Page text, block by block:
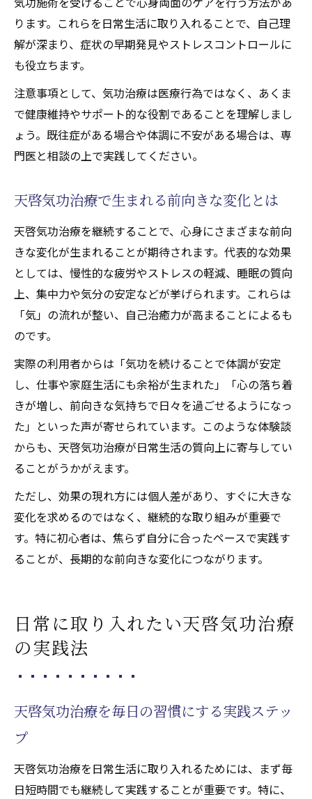
ります。これらを日常生活に取り入れることで、自己理
解が深まり、症状の早期発見やストレスコントロールに
も役立ちます。
注意事項として、気功治療は医療行為ではなく、あくま
で健康維持やサポート的な役割であることを理解しまし
ょう。既往症がある場合や体調に不安がある場合は、専
門医と相談の上で実践してください。
天啓気功治療で生まれる前向きな変化とは
天啓気功治療を継続することで、心身にさまざまな前向
きな変化が生まれることが期待されます。代表的な効果
としては、慢性的な疲労やストレスの軽減、睡眠の質向
上、集中力や気分の安定などが挙げられます。これらは
「気」の流れが整い、自己治癒力が高まることによるも
のです。
実際の利用者からは「気功を続けることで体調が安定
し、仕事や家庭生活にも余裕が生まれた」「心の落ち着
きが増し、前向きな気持ちで日々を過ごせるようになっ
た」といった声が寄せられています。このような体験談
からも、天啓気功治療が日常生活の質向上に寄与してい
ることがうかがえます。
ただし、効果の現れ方には個人差があり、すぐに大きな
変化を求めるのではなく、継続的な取り組みが重要で
す。特に初心者は、焦らず自分に合ったペースで実践す
ることが、長期的な前向きな変化につながります。
日常に取り入れたい天啓気功治療
の実践法
天啓気功治療を毎日の習慣にする実践ステッ
プ
天啓気功治療を日常生活に取り入れるためには、まず毎
日短時間でも継続して実践することが重要です。特に、